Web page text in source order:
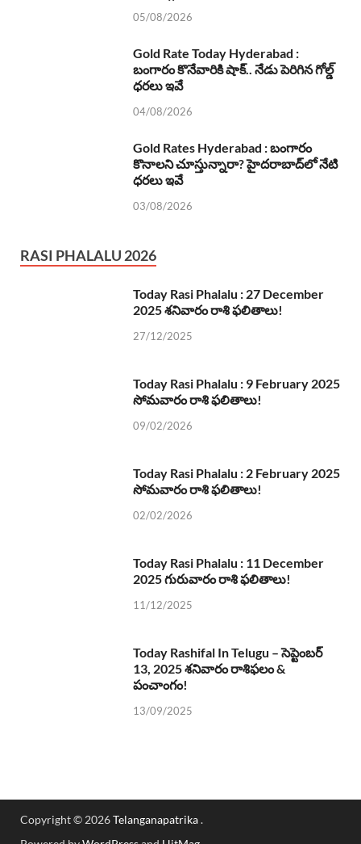
05/08/2026
Gold Rate Today Hyderabad :
బంగారం కొనేవారికి షాక్.. నేడు పెరిగిన గోల్డ్
ధరలు ఇవే
04/08/2026
Gold Rates Hyderabad : బంగారం
కొనాలని చూస్తున్నారా? హైదరాబాద్‌లో నేటి
ధరలు ఇవే
03/08/2026
RASI PHALALU 2026
Today Rasi Phalalu : 27 December
2025 శనివారం రాశి ఫలితాలు!
27/12/2025
Today Rasi Phalalu : 9 February 2025
సోమవారం రాశి ఫలితాలు!
09/02/2026
Today Rasi Phalalu : 2 February 2025
సోమవారం రాశి ఫలితాలు!
02/02/2026
Today Rasi Phalalu : 11 December
2025 గురువారం రాశి ఫలితాలు!
11/12/2025
Today Rashifal In Telugu – సెప్టెంబర్
13, 2025 శనివారం రాశిఫలం &
పంచాంగం!
13/09/2025
Copyright © 2026Telanganapatrika.